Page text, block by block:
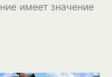
имеет значение